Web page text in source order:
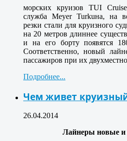
морских круизов TUI
служба Meyer Turkuна, на
резки стали для круизного
на 20 метров длиннее
и на его борту появятся
Соответственно, новый
пассажиров при их
Подробнее...
Чем живет
26.04.2014
Лайнеры новые и